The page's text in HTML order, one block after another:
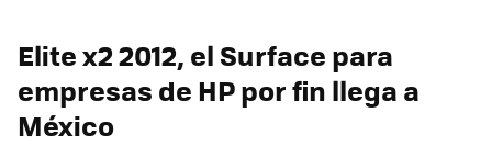
Elite x2 2012, el Surface para
empresas de HP por fin llega a
México